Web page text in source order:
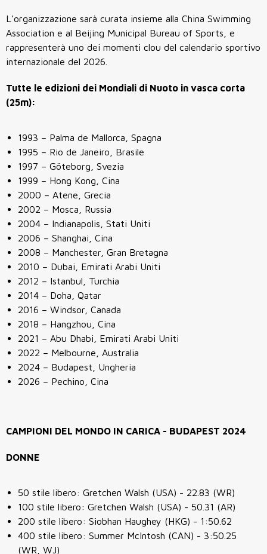
L’organizzazione sarà curata insieme alla China Swimming
Association e al Beijing Municipal Bureau of Sports, e
rappresenterà uno dei momenti clou del calendario sportivo
internazionale del 2026.
Tutte le edizioni dei Mondiali di Nuoto in vasca corta
(25m):
1993 – Palma de Mallorca, Spagna
1995 – Rio de Janeiro, Brasile
1997 – Göteborg, Svezia
1999 – Hong Kong, Cina
2000 – Atene, Grecia
2002 – Mosca, Russia
2004 – Indianapolis, Stati Uniti
2006 – Shanghai, Cina
2008 – Manchester, Gran Bretagna
2010 – Dubai, Emirati Arabi Uniti
2012 – Istanbul, Turchia
2014 – Doha, Qatar
2016 – Windsor, Canada
2018 – Hangzhou, Cina
2021 – Abu Dhabi, Emirati Arabi Uniti
2022 – Melbourne, Australia
2024 – Budapest, Ungheria
2026 – Pechino, Cina
CAMPIONI DEL MONDO IN CARICA - BUDAPEST 2024
DONNE
50 stile libero: Gretchen Walsh (USA) - 22.83 (WR)
100 stile libero: Gretchen Walsh (USA) - 50.31 (AR)
200 stile libero: Siobhan Haughey (HKG) - 1:50.62
400 stile libero: Summer McIntosh (CAN) - 3:50.25
(WR, WJ)